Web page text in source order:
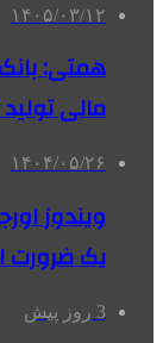
۱۴۰۵/۰۳/۱۲
همتی:
مالی
۱۴۰۴/۰۵/۲۶
ویندوز
یک
3 روز پیش